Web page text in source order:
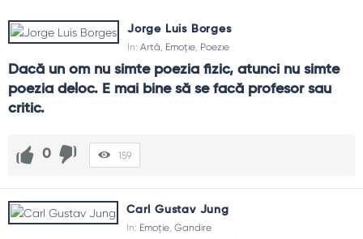
Jorge Luis Borges
In: Artă, Emoție, Poezie
Dacă un om nu simte poezia fizic, atunci nu simte
poezia deloc. E mai bine să se facă profesor sau
critic.
0 159
Carl Gustav Jung
In: Emoție, Gandire